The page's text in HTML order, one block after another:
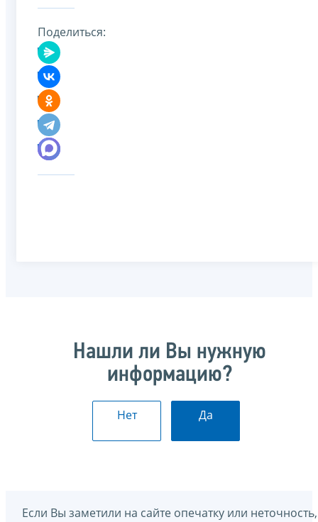
Поделиться:
Нашли ли Вы нужную
информацию?
Нет Да
Если Вы заметили на сайте опечатку или неточность,